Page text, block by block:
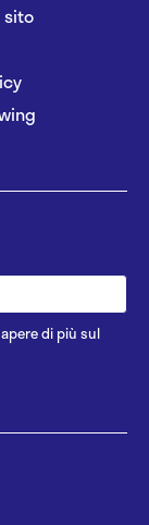
sito
di più sul